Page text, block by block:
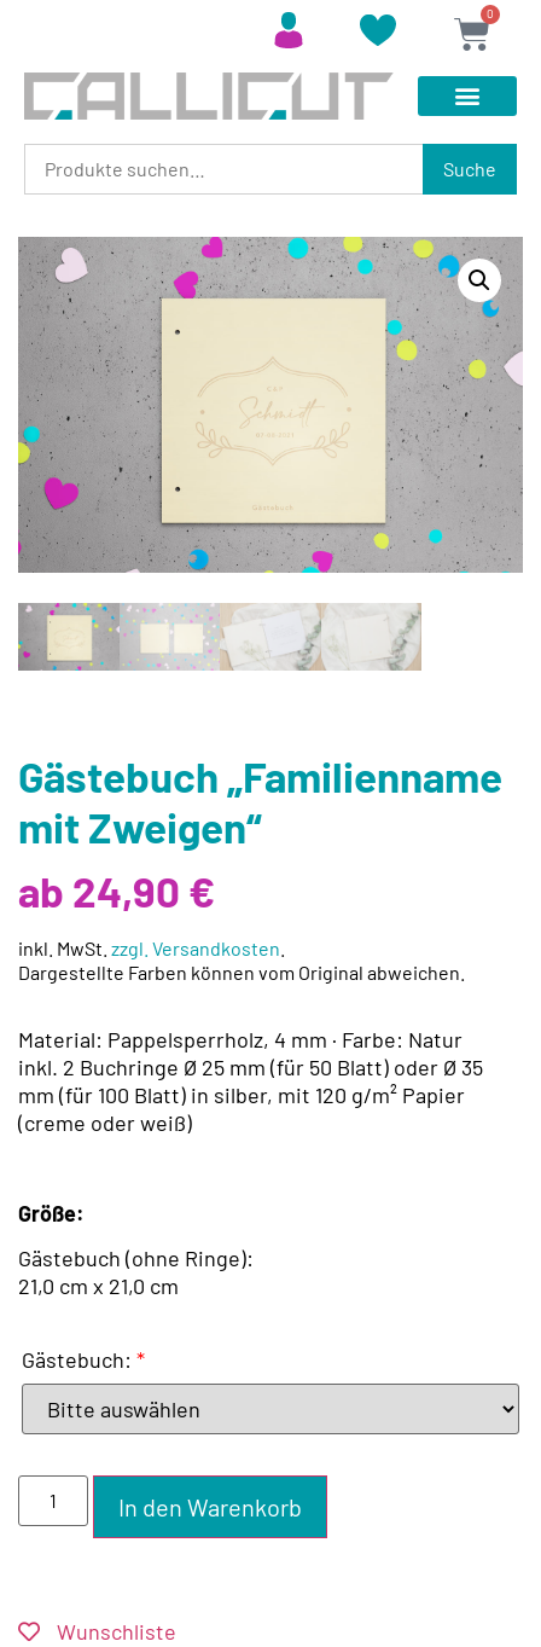
0
Suche
Gästebuch „Familienname
mit Zweigen“
ab 24,90 €
inkl. MwSt. zzgl. Versandkosten
Dargestellte Farben können vom Original abweichen.
Material: Pappelsperrholz, 4 mm · Farbe: Natur
inkl. 2 Buchringe Ø 25 mm (für 50 Blatt) oder Ø 35
mm (für 100 Blatt) in silber, mit 120 g/m² Papier
(creme oder weiß)
Größe:
Gästebuch (ohne Ringe):
21,0 cm x 21,0 cm
Gästebuch: *
In den Warenkorb
Wunschliste